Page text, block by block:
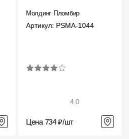
Молдинг Пломбир
Артикул: PSMA-1044
4.0
Цена 734 ₽/шт